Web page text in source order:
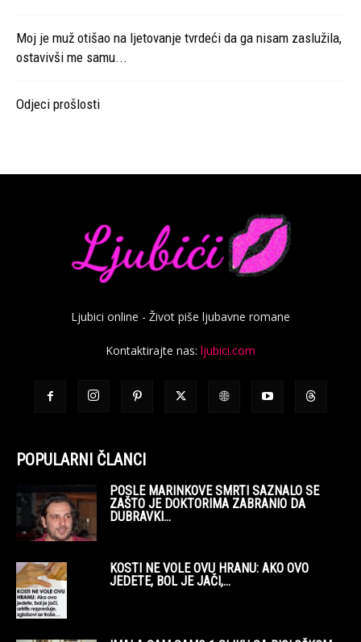
Moj je muž otišao na ljetovanje tvrdeći da ga nisam zaslužila,
ostavivši me samu...
Odjeci prošlosti
Ljubici online - Život piše ljubavne romane
Kontaktirajte nas: ljubici.com
POPULARNI ČLANCI
POSLE MARINKOVE SMRTI SAZNALO SE
ZAŠTO JE DOKTORIMA ZABRANIO DA
DUBRAVKI...
KOSTI NE VOLE OVU HRANU: AKO OVO
JEDETE, BOL JE JAČI,...